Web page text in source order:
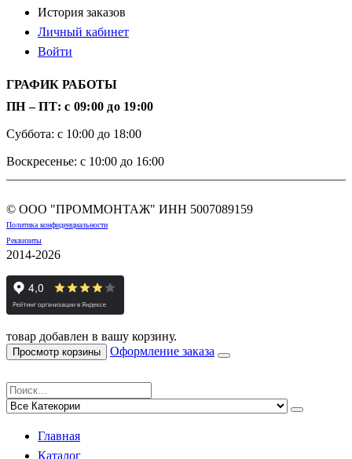
История заказов
Личный кабинет
Войти
ГРАФИК РАБОТЫ
ПН – ПТ: с 09:00 до 19:00
Суббота: с 10:00 до 18:00
Воскресенье: с 10:00 до 16:00
© ООО "ПРОММОНТАЖ" ИНН 5007089159
Политика конфиденциальности
Реквизиты
2014-2026
товар добавлен в вашу корзину.
Просмотр корзины Оформление заказа
Главная
Каталог